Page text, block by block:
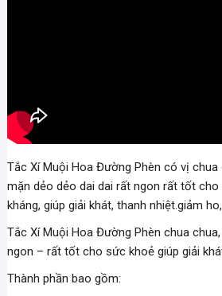
Tắc Xí Muội Hoa Đường Phèn có vị
mặn dẻo dẻo dai dai rất ngon rất tốt
kháng, giúp giải khát, thanh nhiệt.giảm
Tắc Xí Muội Hoa Đường Phèn chua
ngon – rất tốt cho sức khoẻ giúp giải
Thành phần bao gồm: